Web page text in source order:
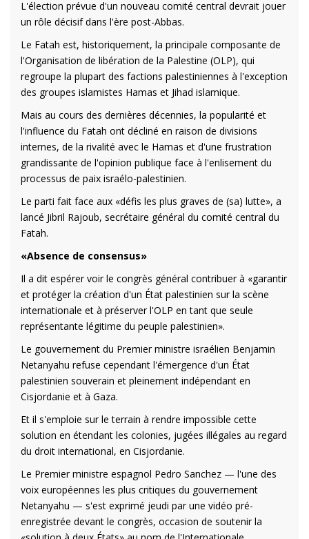
L'élection prévue d'un nouveau comité central devrait jouer
un rôle décisif dans l'ère post-Abbas.
Le Fatah est, historiquement, la principale composante de
l'Organisation de libération de la Palestine (OLP), qui
regroupe la plupart des factions palestiniennes à l'exception
des groupes islamistes Hamas et Jihad islamique.
Mais au cours des dernières décennies, la popularité et
l'influence du Fatah ont décliné en raison de divisions
internes, de la rivalité avec le Hamas et d'une frustration
grandissante de l'opinion publique face à l'enlisement du
processus de paix israélo-palestinien.
Le parti fait face aux «défis les plus graves de (sa) lutte», a
lancé Jibril Rajoub, secrétaire général du comité central du
Fatah.
«Absence de consensus»
Il a dit espérer voir le congrès général contribuer à «garantir
et protéger la création d'un État palestinien sur la scène
internationale et à préserver l'OLP en tant que seule
représentante légitime du peuple palestinien».
Le gouvernement du Premier ministre israélien Benjamin
Netanyahu refuse cependant l'émergence d'un État
palestinien souverain et pleinement indépendant en
Cisjordanie et à Gaza.
Et il s'emploie sur le terrain à rendre impossible cette
solution en étendant les colonies, jugées illégales au regard
du droit international, en Cisjordanie.
Le Premier ministre espagnol Pedro Sanchez — l'une des
voix européennes les plus critiques du gouvernement
Netanyahu — s'est exprimé jeudi par une vidéo pré-
enregistrée devant le congrès, occasion de soutenir la